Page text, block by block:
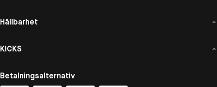
Hållbarhet
KICKS
Betalningsalternativ